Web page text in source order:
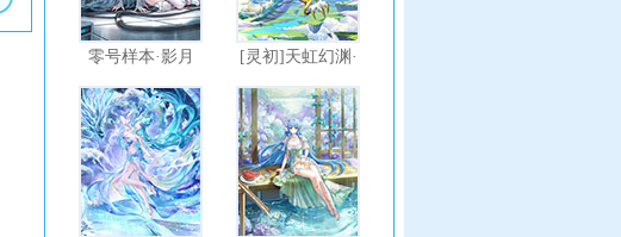
零号样本·影月
[灵初]天虹幻渊·
神龙